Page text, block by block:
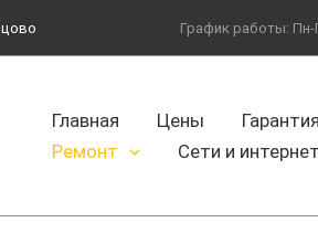
График работы: Пн-
Главная Цены Гарантия
Ремонт
Сети и интернет